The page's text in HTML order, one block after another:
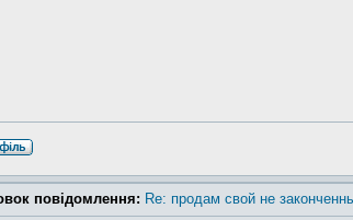
повідомлення: Re: продам свой не